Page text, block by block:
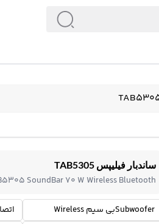
ساندبار فیلیپس TAB5305
SoundBar 70 W Wireless Bluetooth
Subwooferبی سیم Wireless